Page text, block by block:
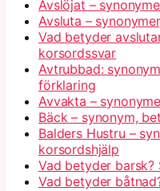
Avslöjat –
Avsluta –
Vad betyder
korsordssvar
Avtrubbad:
förklaring
Avvakta –
Bäck – synonym,
Balders Hustru –
korsordshjälp
Vad betyder
Vad betyder